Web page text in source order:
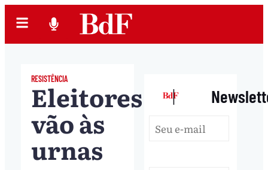
RESISTÊNCIA
Eleitores
vão às
urnas
|